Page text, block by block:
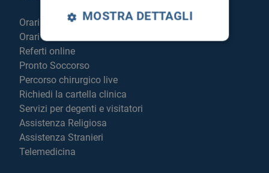
Orari sportelli
Orari visite
Referti online
Pronto Soccorso
Percorso chirurgico live
Richiedi la cartella clinica
Servizi per degenti e visitatori
Assistenza Religiosa
Assistenza Stranieri
Telemedicina
MOSTRA DETTAGLI